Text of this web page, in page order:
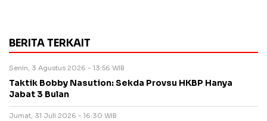
BERITA TERKAIT
Senin, 3 Agustus 2026 - 13:56 WIB
Taktik Bobby Nasution: Sekda Provsu HKBP Hanya
Jabat 3 Bulan
Jumat, 31 Juli 2026 - 16:30 WIB